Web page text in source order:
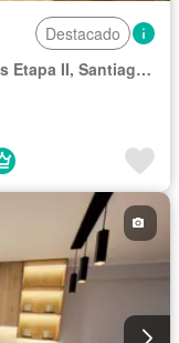
Destacado
Urbanización Prolongación Benavides Etapa II, Santiago de Surco